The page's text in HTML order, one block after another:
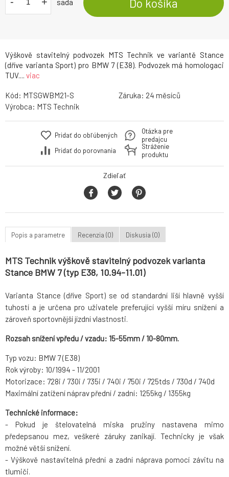
Výškově stavitelný podvozek MTS Technik ve variantě Stance
(dříve varianta Sport) pro BMW 7 (E38). Podvozek má homologaci
TUV.... viac
Do košíka
Kód: MTSGWBM21-S Záruka: 24
Výrobca: MTS Technik
Pridať do obľúbených
Pridať do porovnania
Otázka pre
predajcu
Stráženie
produktu
Zdieľať
Popis a parametre Recenzia (0) Diskusia (0)
MTS Technik výškově stavitelný podvozek varianta
Stance BMW 7 (typ E38, 10.94-11.01)
Varianta Stance (dříve Sport) se od standardní liší hlavně vyšší
tuhostí a je určena pro uživatele preferující vyšší míru snížení a
zároveň sportovnější jízdní vlastnosti.
Rozsah snížení vpředu / vzadu: 15-55mm / 10-80mm.
Typ vozu: BMW 7 (E38)
Rok výroby: 10/1994 - 11/2001
Motorizace: 728i / 730i / 735i / 740i / 750i / 725tds / 730d / 740d
Maximální zatížení náprav přední / zadní: 1255kg / 1355kg
Technické informace:
- Pokud je štelovatelná miska pružiny nastavena mimo
předepsanou mez, veškeré záruky zanikají. Technicky je však
možné větší snížení.
- Výškově nastavitelná přední a zadní náprava pomocí závitu na
tlumiči.